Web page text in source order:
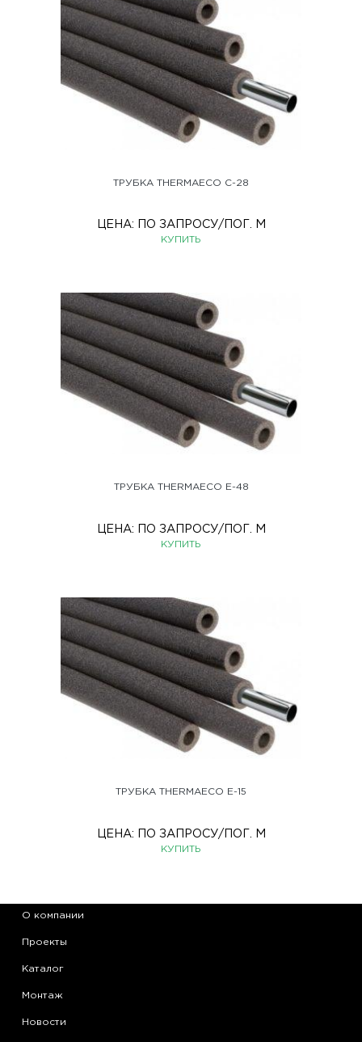
ТРУБКА THERMAECO С-28
ЦЕНА: ПО ЗАПРОСУ/ПОГ. М
КУПИТЬ
ТРУБКА THERMAECO Е-48
ЦЕНА: ПО ЗАПРОСУ/ПОГ. М
КУПИТЬ
ТРУБКА THERMAECO Е-15
ЦЕНА: ПО ЗАПРОСУ/ПОГ. М
КУПИТЬ
О компании
Проекты
Каталог
Монтаж
Новости